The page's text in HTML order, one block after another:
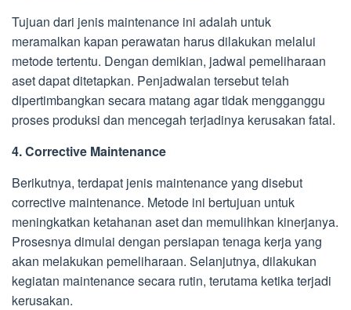
Tujuan dari jenis maintenance ini adalah untuk
meramalkan kapan perawatan harus dilakukan melalui
metode tertentu. Dengan demikian, jadwal pemeliharaan
aset dapat ditetapkan. Penjadwalan tersebut telah
dipertimbangkan secara matang agar tidak mengganggu
proses produksi dan mencegah terjadinya kerusakan fatal.
4. Corrective Maintenance
Berikutnya, terdapat jenis maintenance yang disebut
corrective maintenance. Metode ini bertujuan untuk
meningkatkan ketahanan aset dan memulihkan kinerjanya.
Prosesnya dimulai dengan persiapan tenaga kerja yang
akan melakukan pemeliharaan. Selanjutnya, dilakukan
kegiatan maintenance secara rutin, terutama ketika terjadi
kerusakan.